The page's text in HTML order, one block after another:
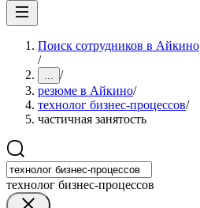
Поиск сотрудников в Айкино
/
... /
резюме в Айкино/
технолог бизнес-процессов/
частичная занятость
технолог бизнес-процессов